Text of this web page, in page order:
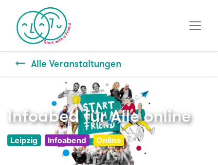
Alle Veranstaltungen
Infoabed für Alle online
Leipzig Infoabend Online